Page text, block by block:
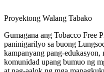
Proyektong Walang Tabako
Gumagana ang Tobacco Free
paninigarilyo sa buong
kampanyang pang-edukasyon,
komunidad upang bumuo ng